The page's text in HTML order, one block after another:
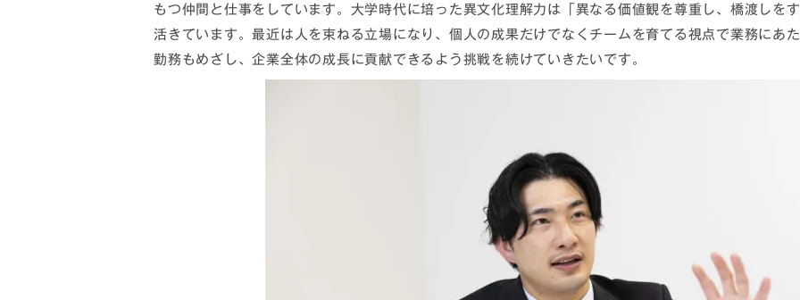
もつ仲間と仕事をしています。大学時代に培った異文化理解力は「異なる価値観を尊重し、橋渡しを
活きています。最近は人を束ねる立場になり、個人の成果だけでなくチームを育てる視点で業務にあ
勤務もめざし、企業全体の成長に貢献できるよう挑戦を続けていきたいです。